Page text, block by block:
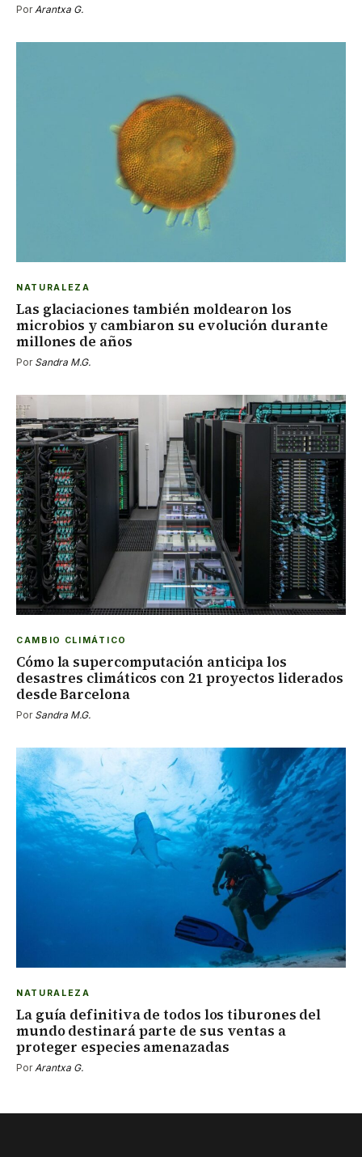
PorArantxa G.
NATURALEZA
Las glaciaciones también moldearon los
microbios y cambiaron su evolución durante
millones de años
Por Sandra M.G.
CAMBIO CLIMÁTICO
Cómo la supercomputación anticipa los
desastres climáticos con 21 proyectos liderados
desde Barcelona
Por Sandra M.G.
NATURALEZA
La guía definitiva de todos los tiburones del
mundo destinará parte de sus ventas a
proteger especies amenazadas
PorArantxa G.